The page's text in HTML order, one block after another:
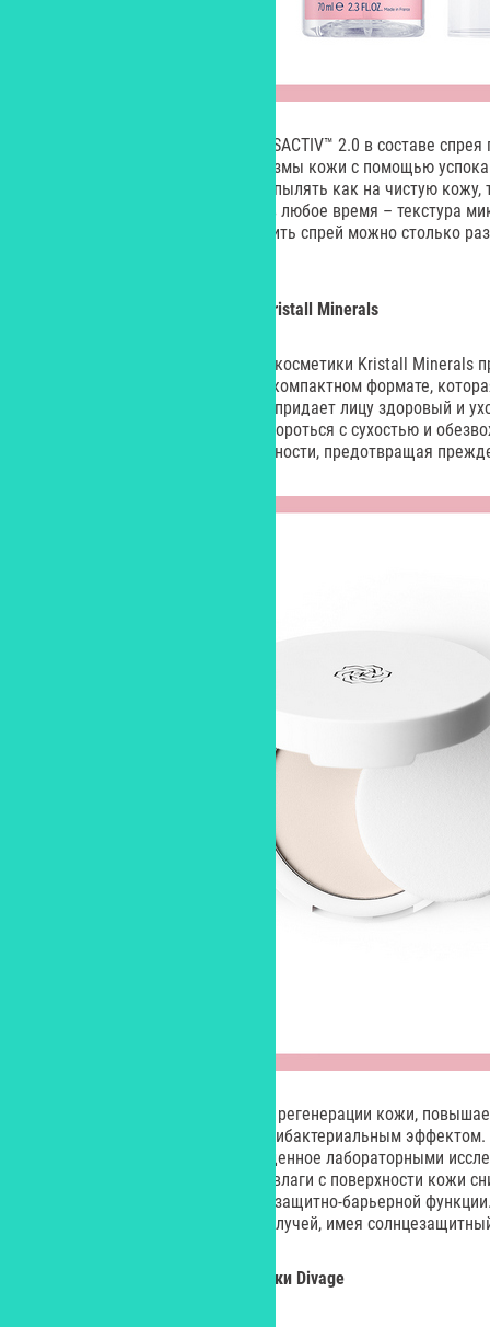
Запатентованная технология ROSACTIV™ 2.0 в составе
естественные защитные механизмы кожи с помощью
Интересно, что спрей можно распылять как на чистую
дискомфорт может возникнуть в любое время – текстура
невесомая и незаметная. Наносить спрей можно столько
Kristall Minerals
Российский бренд минеральной косметики Kristall Minerals
тональную основу Skin Barrier в компактном формате,
камуфлирует несовершенства и придает лицу здоровый и
кислота в ее составе помогает бороться с сухостью и
сохранению упругости и эластичности, предотвращая
Хитозан активизирует процессы регенерации кожи,
свойства и обладает мягким антибактериальным
интересное свойство, подтвержденное лабораторными
Skin Barrier скорость испарения влаги с поверхности кожи
свидетельствует об укреплении защитно-барьерной
обладательницу и от солнечных лучей, имея
Новинки из декоративной линейки Divage